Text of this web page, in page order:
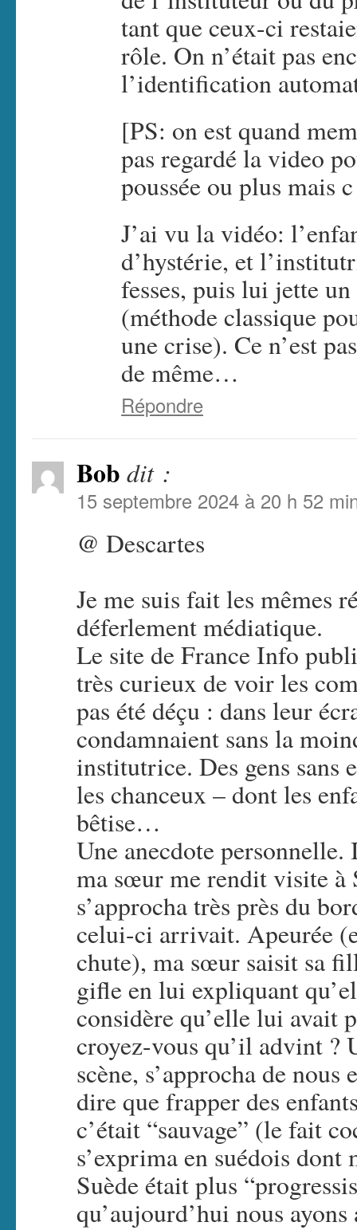
tant que ceux-ci
rôle. On n’était pas
l’identification
[PS: on est quand
pas regardé la video
poussée ou plus mais
J’ai vu la vidéo:
d’hystérie, et
fesses, puis lui jette
(méthode classique
une crise). Ce n’est
de même…
Répondre
Bob dit :
15 septembre 2024 à 20 h 52
@ Descartes
Je me suis fait les mêmes
déferlement médiatique.
Le site de France Info
très curieux de voir les
pas été déçu : dans leur
condamnaient sans la
institutrice. Des gens sans
les chanceux – dont les
bêtise…
Une anecdote
ma sœur me rendit visite à
s’approcha très près du
celui-ci arrivait. Apeurée
chute), ma sœur saisit sa
gifle en lui expliquant
considère qu’elle lui avait
croyez-vous qu’il advint ?
scène, s’approcha de
dire que frapper des
c’était “sauvage” (le fait
s’exprima en suédois
Suède était plus
qu’aujourd’hui nous